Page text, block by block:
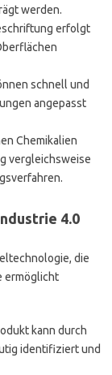
werden.
erfolgt
schnell und
angepasst
Chemikalien
vergleichsweise
4.0
die
ermöglicht
kann durch
identifiziert und